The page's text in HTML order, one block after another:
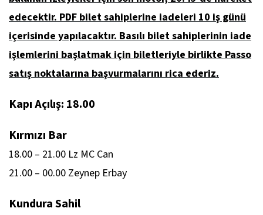
edecektir. PDF bilet sahiplerine iadeleri 10 iş günü
içerisinde yapılacaktır. Basılı bilet sahiplerinin iade
işlemlerini başlatmak için biletleriyle birlikte Passo
satış noktalarına başvurmalarını rica ederiz.
Kapı Açılış: 18.00
Kırmızı Bar
18.00 – 21.00 Lz MC Can
21.00 – 00.00 Zeynep Erbay
Kundura Sahil